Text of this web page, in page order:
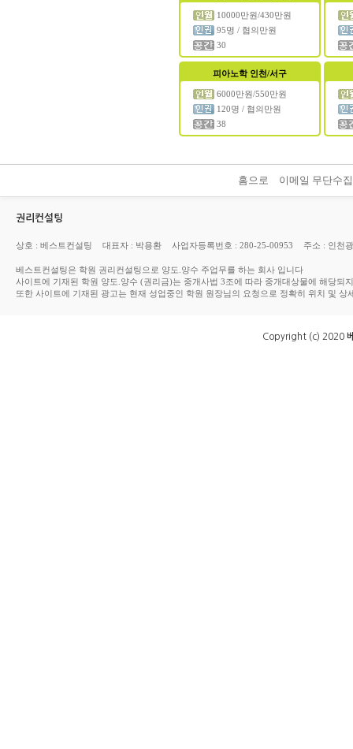
10000만원/430만원
95명 / 협의만원
30
피아노학 인천/서구
6000만원/550만원
120명 / 협의만원
38
홈으로 이메일 무단수
권리컨설팅
상호 : 베스트컨설팅 대표자 : 박용환 사업자등록번호 : 280-25-00953 주소 : 인천
베스트컨설팅은 학원 권리컨설팅으로 양도.양수 주업무를 하는 회사 입니다
사이트에 기재된 학원 양도.양수 (권리금)는 중개사법 3조에 따라 중개대상물에 해당되
또한 사이트에 기재된 광고는 현재 성업중인 학원 원장님의 요청으로 정확히 위치 및
Copyright (c) 2020